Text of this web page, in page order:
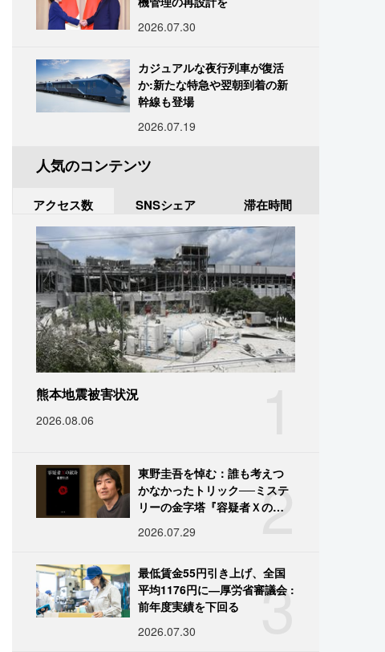
2026.07.30
カジュアルな夜行列車が復活
か:新たな特急や翌朝到着の新
幹線も登場
2026.07.19
人気のコンテンツ
アクセス数 SNSシェア 滞在時間
熊本地震被害状況
2026.08.06
2
東野圭吾を悼む：誰も考えつ
かなかったトリック──ミステ
リーの金字塔『容疑者Ｘの献
2026.07.29
3
最低賃金55円引き上げ、全国
平均1176円に―厚労省審議会 :
前年度実績を下回る
2026.07.30